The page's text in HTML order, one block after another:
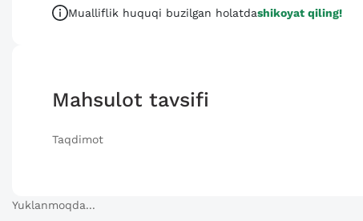
Mualliflik huquqi buzilgan holatdashikoyat qiling!
Mahsulot tavsifi
Taqdimot
Yuklanmoqda...